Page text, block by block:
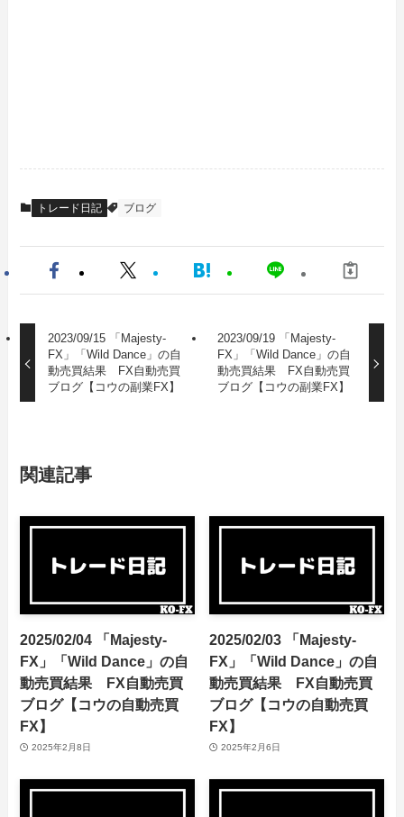
トレード日記 ブログ
2023/09/15 「Majesty-
FX」「Wild Dance」の自
動売買結果 FX自動売買
ブログ【コウの副業FX】
2023/09/19 「Majesty-
FX」「Wild Dance」の自
動売買結果 FX自動売買
ブログ【コウの副業FX】
関連記事
2025/02/04 「Majesty-
FX」「Wild Dance」の自
動売買結果 FX自動売買
ブログ【コウの自動売買
FX】
2025年2月8日
2025/02/03 「Majesty-
FX」「Wild Dance」の自
動売買結果 FX自動売買
ブログ【コウの自動売買
FX】
2025年2月6日